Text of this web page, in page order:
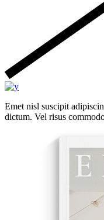
Emet nisl suscipit
dictum. Vel risus